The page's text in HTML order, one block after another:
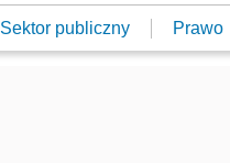
Sektor publiczny Prawo